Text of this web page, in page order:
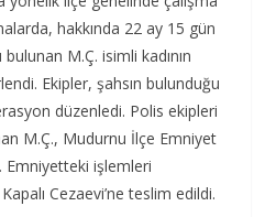
hakkında 22 ay 15 gün
M.Ç. isimli kadının
Ekipler, şahsın bulunduğu
düzenledi. Polis ekipleri
M.Ç., Mudurnu İlçe Emniyet
Emniyetteki işlemleri
Cezaevi’ne teslim edildi.